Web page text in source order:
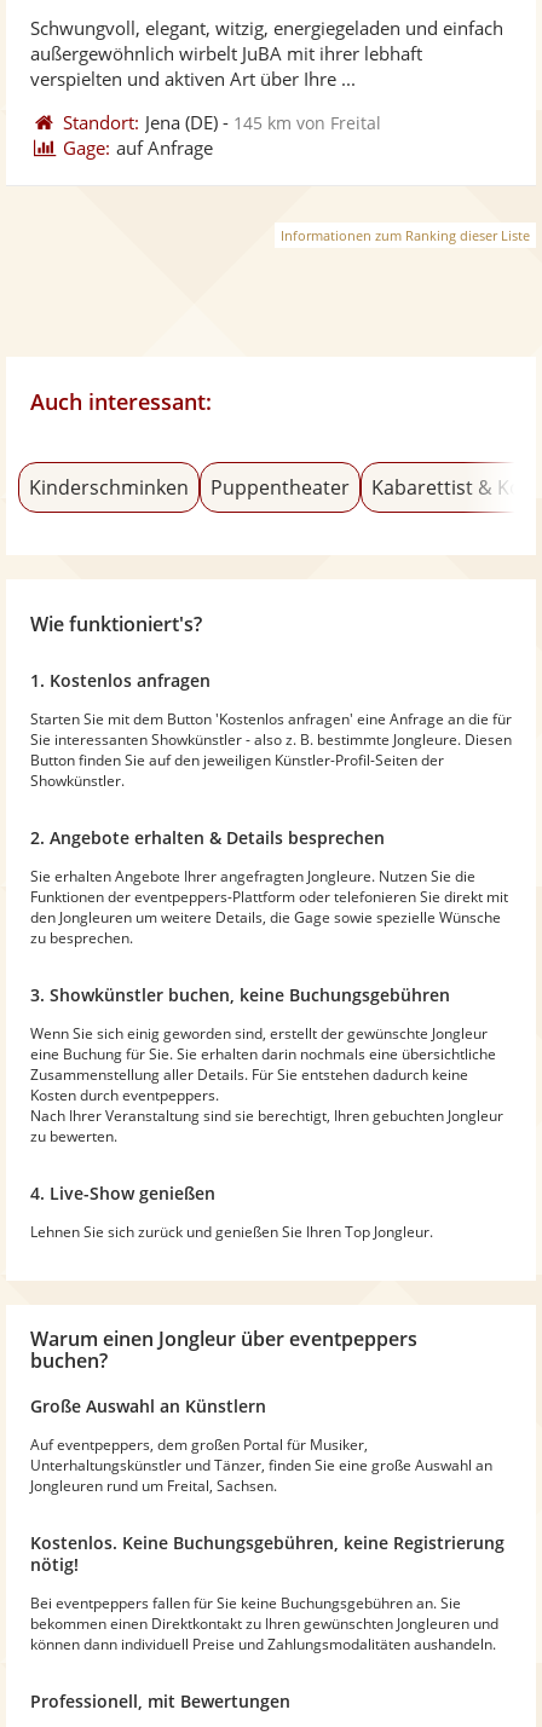
Fotos
5
Schwungvoll, elegant, witzig, energiegeladen und einfach
außergewöhnlich wirbelt JuBA mit ihrer lebhaft
verspielten und aktiven Art über Ihre ...
Standort: Jena (DE) - 145 km von Freital
Gage: auf Anfrage
Informationen zum Ranking dieser Liste
Auch interessant:
Kinderschminken Puppentheater Kabarettist &
Wie funktioniert's?
1. Kostenlos anfragen
Starten Sie mit dem Button 'Kostenlos anfragen' eine Anfrage an die für
Sie interessanten Showkünstler - also z. B. bestimmte Jongleure. Diesen
Button finden Sie auf den jeweiligen Künstler-Profil-Seiten der
Showkünstler.
2. Angebote erhalten & Details besprechen
Sie erhalten Angebote Ihrer angefragten Jongleure. Nutzen Sie die
Funktionen der eventpeppers-Plattform oder telefonieren Sie direkt mit
den Jongleuren um weitere Details, die Gage sowie spezielle Wünsche
zu besprechen.
3. Showkünstler buchen, keine Buchungsgebühren
Wenn Sie sich einig geworden sind, erstellt der gewünschte Jongleur
eine Buchung für Sie. Sie erhalten darin nochmals eine übersichtliche
Zusammenstellung aller Details. Für Sie entstehen dadurch keine
Kosten durch eventpeppers.
Nach Ihrer Veranstaltung sind sie berechtigt, Ihren gebuchten Jongleur
zu bewerten.
4. Live-Show genießen
Lehnen Sie sich zurück und genießen Sie Ihren Top Jongleur.
Warum einen Jongleur über eventpeppers
buchen?
Große Auswahl an Künstlern
Auf eventpeppers, dem großen Portal für Musiker,
Unterhaltungskünstler und Tänzer, finden Sie eine große Auswahl an
Jongleuren rund um Freital, Sachsen.
Kostenlos. Keine Buchungsgebühren, keine Registrierung
nötig!
Bei eventpeppers fallen für Sie keine Buchungsgebühren an. Sie
bekommen einen Direktkontakt zu Ihren gewünschten Jongleuren und
können dann individuell Preise und Zahlungsmodalitäten aushandeln.
Professionell, mit Bewertungen